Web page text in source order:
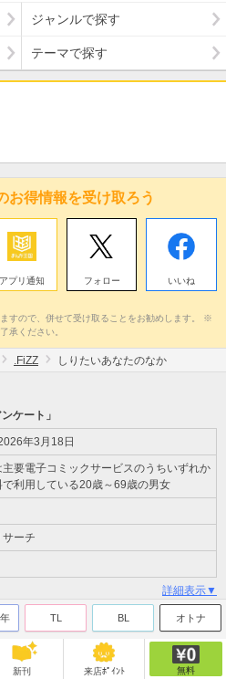
ジャンルで探す
テーマで探す
お得情報を受け取ろう
アプリ通知 フォロー いいね
すので、併せて受け取ることをお勧めします。 ※
承ください。
.FiZZ しりたいあなたのなか
ケート」
年3月18日
主要電子コミックサービスのうちいずれか
利用している20歳～69歳の男女
ーチ
詳細表示▼
TL BL オトナ
新刊 来店ﾎﾟｲﾝﾄ 無料